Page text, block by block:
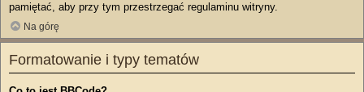
pamiętać, aby przy tym przestrzegać regulaminu witryny.
Na górę
Formatowanie i typy tematów